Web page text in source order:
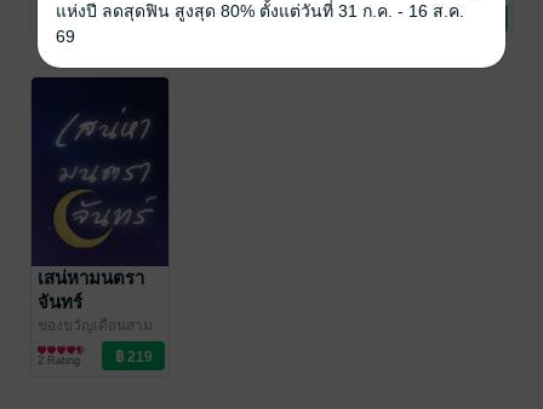
นิยายรัก
นิยายรัก
เสน่หามนตรา
จันทร์
ของขวัญเดือนสาม
นิยายรัก
2 Rating
แห่งปี ลดสุดฟิน สูงสุด 80% ตั้งแต่วันที่ 31 ก.ค. - 16 ส.ค.
69